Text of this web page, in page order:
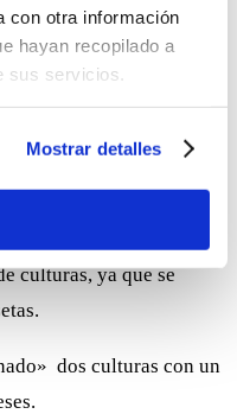
con otra información
hayan recopilado a
sus servicios.
Mostrar detalles
son:
culturas, ya que se
dos culturas con un